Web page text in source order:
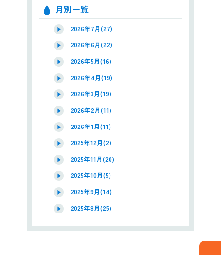
月別一覧
2026年7月(27)
2026年6月(22)
2026年5月(16)
2026年4月(19)
2026年3月(19)
2026年2月(11)
2026年1月(11)
2025年12月(2)
2025年11月(20)
2025年10月(5)
2025年9月(14)
2025年8月(25)